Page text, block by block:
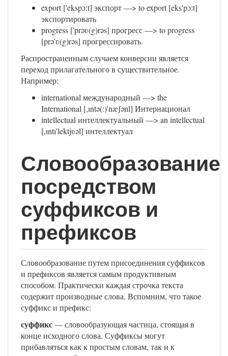
export ['ekspɔ:t] экспорт —> to export [eks'pɔ:t]
экспортировать
progress ['prəʋ(g)rəs] прогресс —> to progress
[prə'ʋ(g)rəs] прогрессировать.
Распространенным случаем конверсии является
переход прилагательного в существительное.
Например:
international международный —> the
International [,ıntə(:)'næʃənl] Интернационал
intellectual интеллектуальный —> an intellectual
[,ıntı'lektjʋəl] интеллектуал
Словообразование
посредством
суффиксов и
префиксов
Словообразование путем присоединения суффиксов
и префиксов является самым продуктивным
способом. Практически каждая строчка текста
содержит производные слова. Вспомним, что такое
суффикс и префикс:
суффикс— словообразующая частица, стоящая в
конце исходного слова. Суффиксы могут
прибавляться как к простым словам, так и к